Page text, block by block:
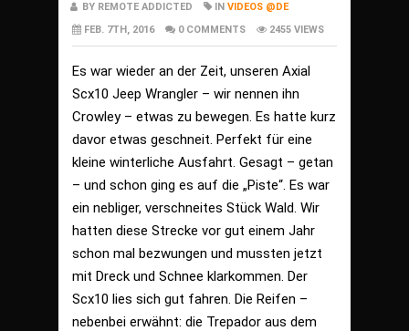
BY REMOTE ADDICTED IN VIDEOS @DE
FEB. 7TH, 2016
0 COMMENTS 2455 VIEWS
Es war wieder an der Zeit, unseren Axial
Scx10 Jeep Wrangler – wir nennen ihn
Crowley – etwas zu bewegen. Es hatte kurz
davor etwas geschneit. Perfekt für eine
kleine winterliche Ausfahrt. Gesagt – getan
– und schon ging es auf die „Piste“. Es war
ein nebliger, verschneites Stück Wald. Wir
hatten diese Strecke vor gut einem Jahr
schon mal bezwungen und mussten jetzt
mit Dreck und Schnee klarkommen. Der
Scx10 lies sich gut fahren. Die Reifen –
nebenbei erwähnt: die Trepador aus dem